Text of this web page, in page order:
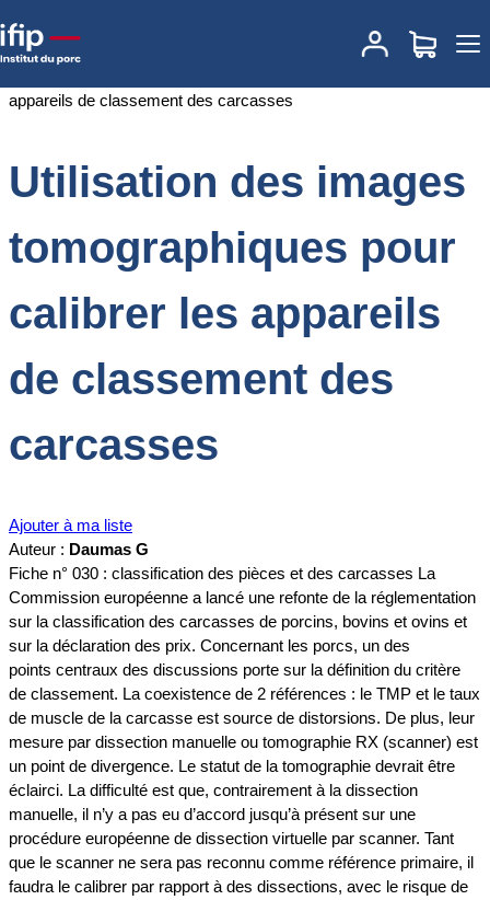
Accueil
Utilisation des images tomographiques
pour calibrer les appareils de classement des carcasses
Utilisation des images
tomographiques pour
calibrer les appareils
de classement des
carcasses
Ajouter à ma liste
Auteur : Daumas G
Fiche n° 030 : classification des pièces et des carcasses La
Commission européenne a lancé une refonte de la réglementation
sur la classification des carcasses de porcins, bovins et ovins et
sur la déclaration des prix. Concernant les porcs, un des
points centraux des discussions porte sur la définition du critère
de classement. La coexistence de 2 références : le TMP et le taux
de muscle de la carcasse est source de distorsions. De plus, leur
mesure par dissection manuelle ou tomographie RX (scanner) est
un point de divergence. Le statut de la tomographie devrait être
éclairci. La difficulté est que, contrairement à la dissection
manuelle, il n’y a pas eu d’accord jusqu’à présent sur une
procédure européenne de dissection virtuelle par scanner. Tant
que le scanner ne sera pas reconnu comme référence primaire, il
faudra le calibrer par rapport à des dissections, avec le risque de